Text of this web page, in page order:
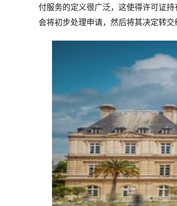
付服务的定义很广泛，这使得许可证
会将初步处理申请，然后将其决定转交